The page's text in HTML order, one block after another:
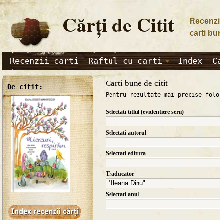
Cărţi de Citit
carti
Recenzii carti Raftul cu carti Index
De citit: Carti bune de citit
Pentru rezultate mai precise
Selectati titlul (evidentiere serii)
Selectati autorul
Selectati editura
Traducator
Selectati anul